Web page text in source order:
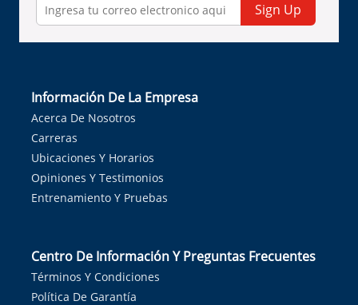
Sign Up
Información De La Empresa
Acerca De Nosotros
Carreras
Ubicaciones Y Horarios
Opiniones Y Testimonios
Entrenamiento Y Pruebas
Centro De Información Y Preguntas Frecuentes
Términos Y Condiciones
Política De Garantía